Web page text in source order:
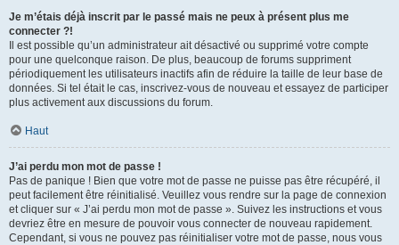
Je m’étais déjà inscrit par le passé mais ne peux à présent plus me
connecter ?!
Il est possible qu’un administrateur ait désactivé ou supprimé votre compte
pour une quelconque raison. De plus, beaucoup de forums suppriment
périodiquement les utilisateurs inactifs afin de réduire la taille de leur base de
données. Si tel était le cas, inscrivez-vous de nouveau et essayez de participer
plus activement aux discussions du forum.
Haut
J’ai perdu mon mot de passe !
Pas de panique ! Bien que votre mot de passe ne puisse pas être récupéré, il
peut facilement être réinitialisé. Veuillez vous rendre sur la page de connexion
et cliquer sur « J’ai perdu mon mot de passe ». Suivez les instructions et vous
devriez être en mesure de pouvoir vous connecter de nouveau rapidement.
Cependant, si vous ne pouvez pas réinitialiser votre mot de passe, nous vous